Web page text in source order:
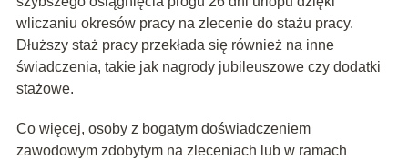
wliczaniu okresów pracy na zlecenie do stażu pracy.
Dłuższy staż pracy przekłada się również na inne
świadczenia, takie jak nagrody jubileuszowe czy dodatki
stażowe.
Co więcej, osoby z bogatym doświadczeniem
zawodowym zdobytym na zleceniach lub w ramach